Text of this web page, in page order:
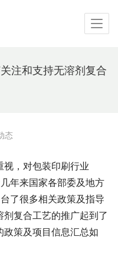
注和支持无溶剂复合
态
视，对包装印刷行业
年来国家各部委及地方
了很多相关政策及指导
复合工艺的推广起到了
策及项目信息汇总如